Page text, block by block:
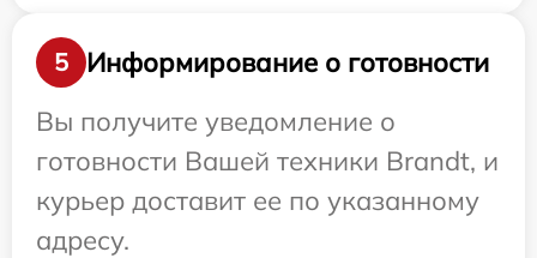
5
Информирование о готовности
Вы получите уведомление о
готовности Вашей техники Brandt, и
курьер доставит ее по указанному
адресу.